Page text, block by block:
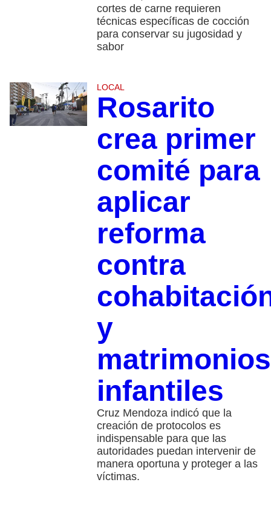
cortes de carne requieren
técnicas específicas de cocción
para conservar su jugosidad y
sabor
LOCAL
Rosarito
crea primer
comité para
aplicar
reforma
contra
y
matrimonios
infantiles
Cruz Mendoza indicó que la
creación de protocolos es
indispensable para que las
autoridades puedan intervenir de
manera oportuna y proteger a las
víctimas.